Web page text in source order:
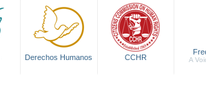
Derechos Humanos CCHR A